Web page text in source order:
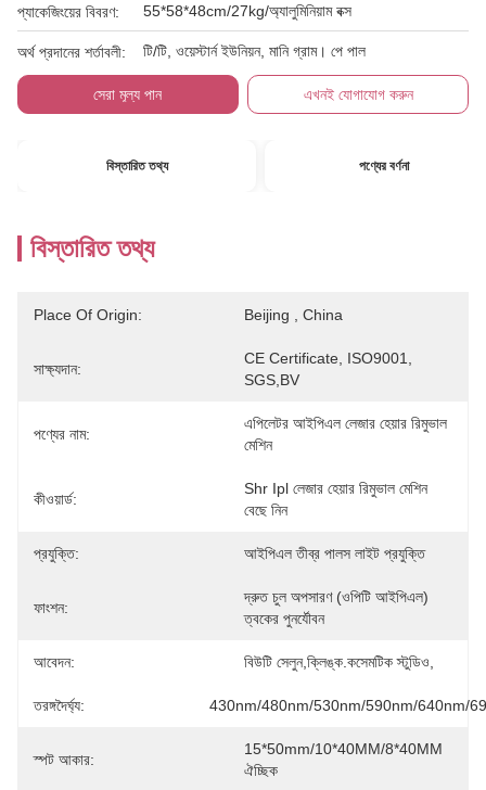
প্যাকেজিংয়ের বিবরণ: 55*58*48cm/27kg/অ্যালুমিনিয়াম বক্স
অর্থ প্রদানের শর্তাবলী: টি/টি, ওয়েস্টার্ন ইউনিয়ন, মানি গ্রাম। পে পাল
সেরা মূল্য পান এখনই যোগাযোগ করুন
বিস্তারিত তথ্য পণ্যের বর্ণনা
বিস্তারিত তথ্য
Place Of Origin: Beijing , China
সাক্ষ্যদান:
CE Certificate, ISO9001,
SGS,BV
পণ্যের নাম:
এপিলেটর আইপিএল লেজার হেয়ার রিমুভাল
মেশিন
কীওয়ার্ড:
Shr Ipl লেজার হেয়ার রিমুভাল মেশিন
বেছে নিন
প্রযুক্তি: আইপিএল তীব্র পালস লাইট প্রযুক্তি
ফাংশন:
দ্রুত চুল অপসারণ (ওপিটি আইপিএল)
ত্বকের পুনর্যৌবন
আবেদন: বিউটি সেলুন,ক্লিঙ্ক.কসেমটিক স্টুডিও,
তরঙ্গদৈর্ঘ্য: 430nm/480nm/530nm/590nm/640nm/
স্পট আকার:
15*50mm/10*40MM/8*40MM
ঐচ্ছিক